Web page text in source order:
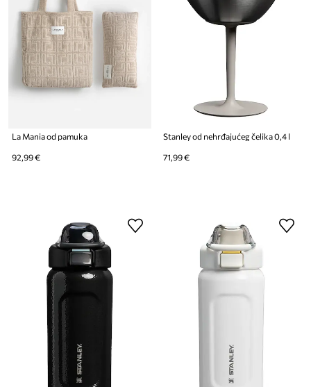
La Mania od pamuka
92,99 €
Stanley od nehrđajućeg čelika 0,4 l
71,99 €